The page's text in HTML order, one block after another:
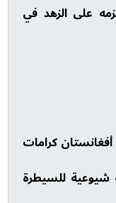
على الزهد في
كرامات
للسيطرة